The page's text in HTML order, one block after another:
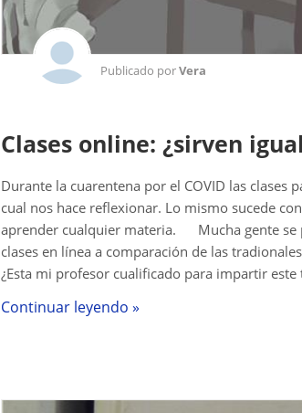
Publicado porVera
Clases online: ¿sirven
Durante la cuarentena por el COVID las
cual nos hace reflexionar. Lo mismo sucede
aprender cualquier materia. Mucha gente se
clases en línea a comparación de las
¿Esta mi profesor cualificado para impartir este
Continuar leyendo »